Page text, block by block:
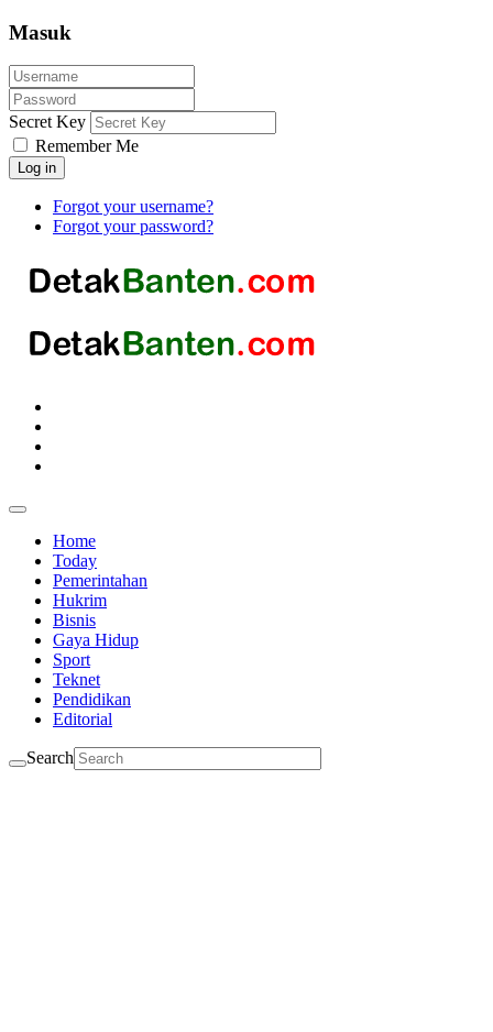
Masuk
Secret Key
Remember Me
Log in
Forgot your username?
Forgot your password?
Home
Today
Pemerintahan
Hukrim
Bisnis
Gaya Hidup
Sport
Teknet
Pendidikan
Editorial
Search